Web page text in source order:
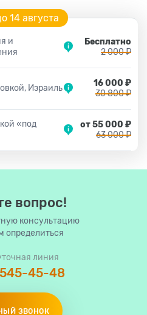
14 августа
и
2 000 ₽
Бесплатно
Израиль
30 800 ₽
16 000 ₽
«под
63 000 ₽
от 55 000 ₽
вопрос!
консультацию
определиться
линия
45-48
ЗВОНОК